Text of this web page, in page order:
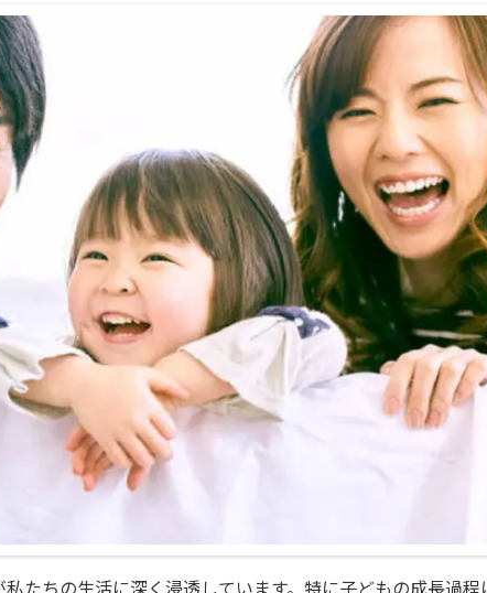
たちの生活に深く浸透しています。特に子どもの成長過程